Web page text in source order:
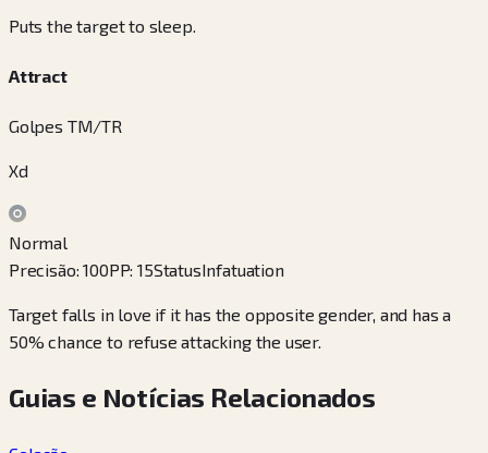
Puts the target to sleep.
Attract
Golpes TM/TR
Xd
Normal
Precisão:100PP:15StatusInfatuation
Target falls in love if it has the opposite gender, and has a
50% chance to refuse attacking the user.
Guias e Notícias Relacionados